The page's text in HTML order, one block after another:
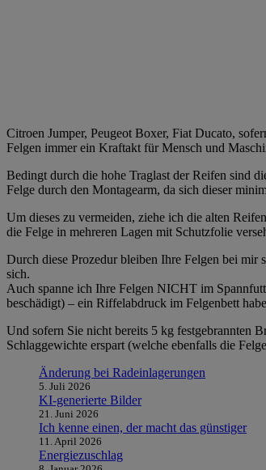
Citroen Jumper, Peugeot Boxer, Fiat Ducato,
Felgen immer ein Kraftakt für Mensch und
Bedingt durch die hohe Traglast der Reifen sind
Felge durch den Montagearm, da sich dieser
Um dieses zu vermeiden, ziehe ich die alten
die Felge in mehreren Lagen mit Schutzfolie
Durch diese Prozedur bleiben Ihre Felgen bei mir
sich.
Auch spanne ich Ihre Felgen NICHT im
beschädigt) – ein Riffelabdruck im Felgenbett
Und sofern Sie nicht bereits 5 kg festgebrannten
Schlaggewichte erspart (welche ebenfalls die
Änderung bei Radeinlagerungen
5. Juli 2026
KI-generierte Bilder
21. Juni 2026
Ich kenne einen, der macht das günstiger
11. April 2026
Energiezuschlag